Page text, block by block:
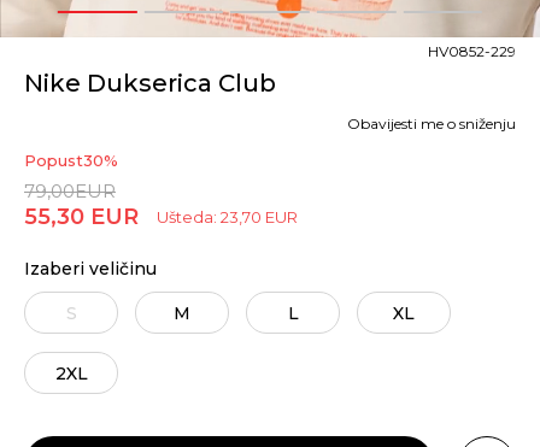
1 2 3 4 5
Nike Dukserica Club
HV0852-229
Popust30%
79,00EUR
55,30 EUR Ušteda: 23,70 EUR
Obavijesti me o sniženju
Izaberi veličinu
S M L XL
2XL